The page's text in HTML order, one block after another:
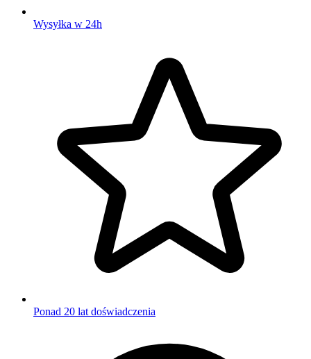
Wysyłka w 24h
Ponad 20 lat doświadczenia